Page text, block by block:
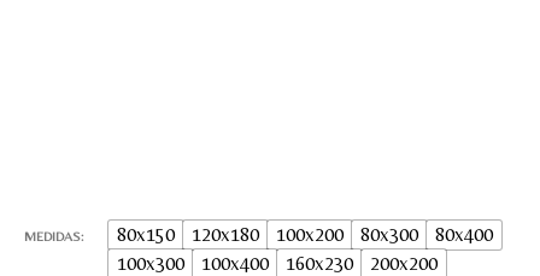
MEDIDAS 80x150 120x180 100x200 80x300
80x400
100x300
100x400 160x230
200x200